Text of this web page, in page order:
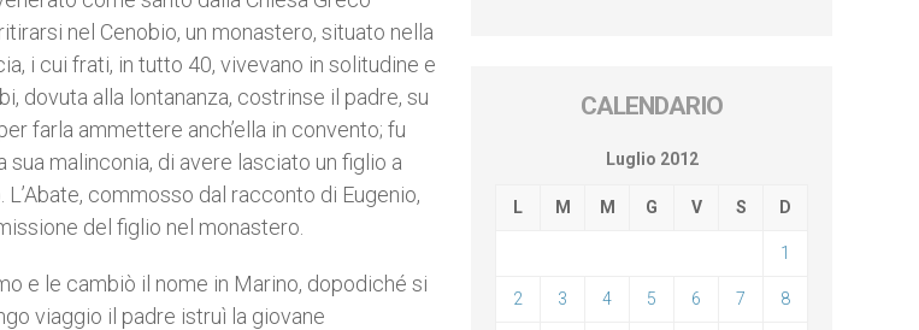
nel Cenobio, un monastero, situato nella
i cui frati, in tutto 40, vivevano in solitudine e
dovuta alla lontananza, costrinse il padre, su
farla ammettere anch’ella in convento; fu
malinconia, di avere lasciato un figlio a
L’Abate, commosso dal racconto di Eugenio,
del figlio nel monastero.
e le cambiò il nome in Marino, dopodiché si
viaggio il padre istruì la giovane
CALENDARIO
Luglio 2012
L M M G V S D
1
2 3 4 5 6 7 8